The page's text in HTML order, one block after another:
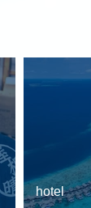
hotel